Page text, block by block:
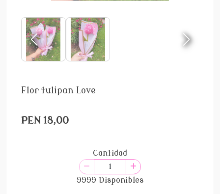
Flor tulipan Love
PEN 18,00
Cantidad
9999 Disponibles